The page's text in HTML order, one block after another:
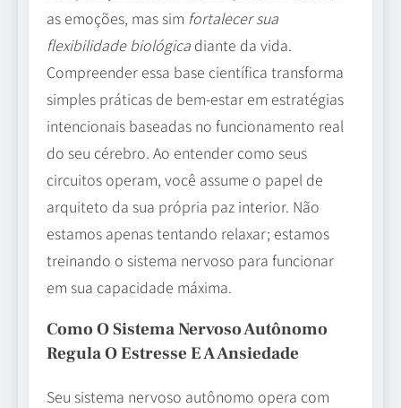
as emoções, mas sim fortalecer sua
flexibilidade biológica diante da vida.
Compreender essa base científica transforma
simples práticas de bem-estar em estratégias
intencionais baseadas no funcionamento real
do seu cérebro. Ao entender como seus
circuitos operam, você assume o papel de
arquiteto da sua própria paz interior. Não
estamos apenas tentando relaxar; estamos
treinando o sistema nervoso para funcionar
em sua capacidade máxima.
Como O Sistema Nervoso Autônomo
Regula O Estresse E A Ansiedade
Seu sistema nervoso autônomo opera com